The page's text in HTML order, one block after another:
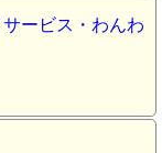
ービス・わんわ